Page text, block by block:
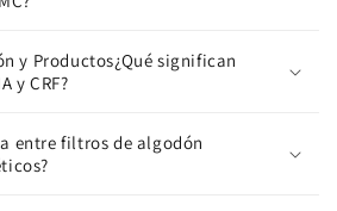
y Productos¿Qué significan
y CRF?
entre filtros de algodón